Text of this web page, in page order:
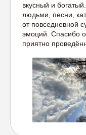
вкусный и
людьми, песни,
от повседневной
эмоций. Спасибо
приятно